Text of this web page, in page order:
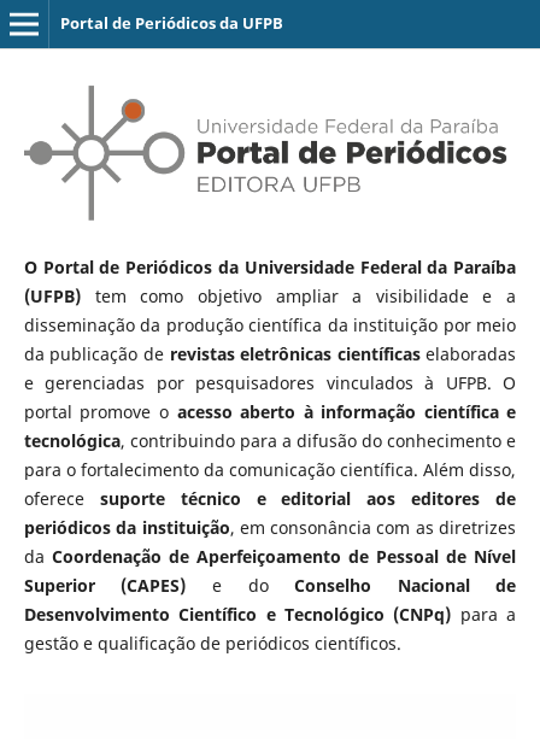
Portal de Periódicos da UFPB
O Portal de Periódicos da Universidade Federal da Paraíba
(UFPB)tem como objetivo ampliar a visibilidade e a
disseminação da produção científica da instituição por meio
da publicação de revistas eletrônicas científicaselaboradas
e gerenciadas por pesquisadores vinculados à UFPB. O
portal promove o acesso aberto à informação científica e
tecnológica, contribuindo para a difusão do conhecimento e
para o fortalecimento da comunicação científica. Além disso,
oferece suporte técnico e editorial aos editores de
periódicos da instituição, em consonância com as diretrizes
da Coordenação de Aperfeiçoamento de Pessoal de Nível
Superior (CAPES) e doConselho Nacional de
Desenvolvimento Científico e Tecnológico (CNPq) para a
gestão e qualificação de periódicos científicos.